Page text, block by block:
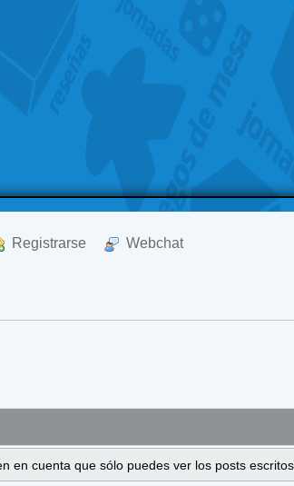
Registrarse Webchat
en cuenta que sólo puedes ver los posts